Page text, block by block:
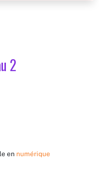
2
en numérique